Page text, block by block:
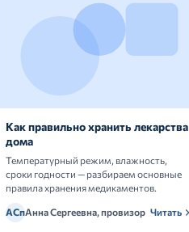
Как правильно хранить лекарства
дома
Температурный режим, влажность,
сроки годности — разбираем основные
правила хранения медикаментов.
АСпАнна Сергеевна, провизор Читать